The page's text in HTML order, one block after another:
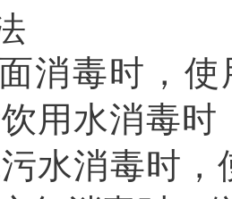
消毒时，
用水消毒时
水消毒时，